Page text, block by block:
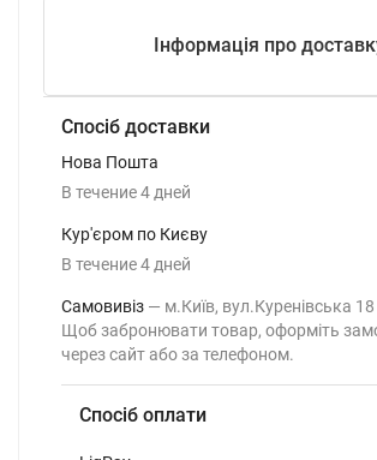
Інформація про
Спосіб доставки
Нова Пошта
В течение4 дней
Кур'єром по Києву
В течение4 дней
Самовивіз
м.Київ, вул.Куренівська 18
Щоб забронювати товар, оформіть
через сайт або за телефоном.
Спосіб оплати